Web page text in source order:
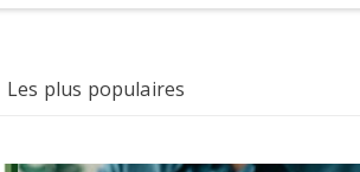
Les plus populaires